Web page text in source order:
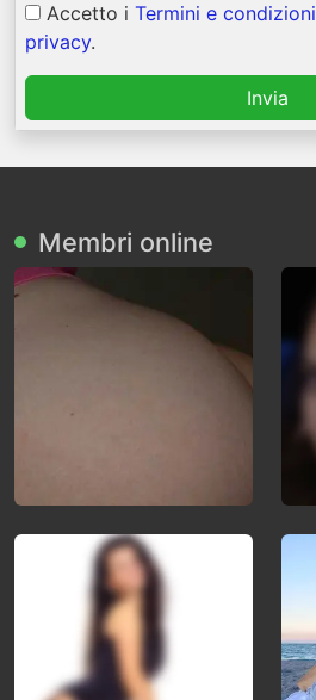
Accetto i Termini e condizioni
privacy.
Invia
Membri online